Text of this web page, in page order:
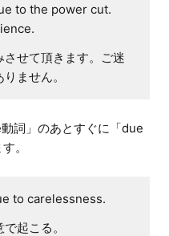
to the power cut.
せて頂きます。ご迷
ません。
詞」のあとすぐに「due
。
to carelessness.
起こる。